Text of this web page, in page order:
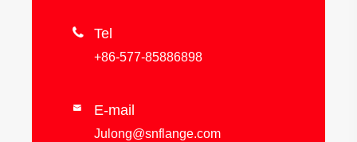
 Tel
+86-577-85886898
 E-mail
Julong@snflange.com